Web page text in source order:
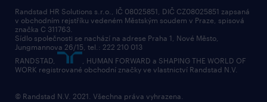
společenská odpovědnost
přidej se k nám
kontakty & pobočky
bezpečnostní politika
Randstad HR Solutions s.r.o., IČ 08025851, DIČ CZ08025851 zapsaná
v obchodním rejstříku vedeném Městským soudem v Praze, spisová
značka C 311763.
Sídlo společnosti se nachází na adrese Praha 1, Nové Město,
Jungmannova 26/15, tel.: 222 210 013
RANDSTAD,
, HUMAN FORWARD a SHAPING THE WORLD OF
WORK registrované obchodní značky ve vlastnictví Randstad N.V.
© Randstad N.V. 2021. Všechna práva vyhrazena.